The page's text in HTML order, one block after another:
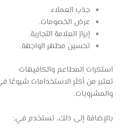
جذب العملاء.
عرض الخصومات.
إبراز العلامة التجارية.
تحسين مظهر الواجهة.
استكرات المطاعم والكافيهات
تعتبر من أكثر الاستخدامات شيوعًا
والمشروبات.
بالإضافة إلى ذلك، تستخدم في: